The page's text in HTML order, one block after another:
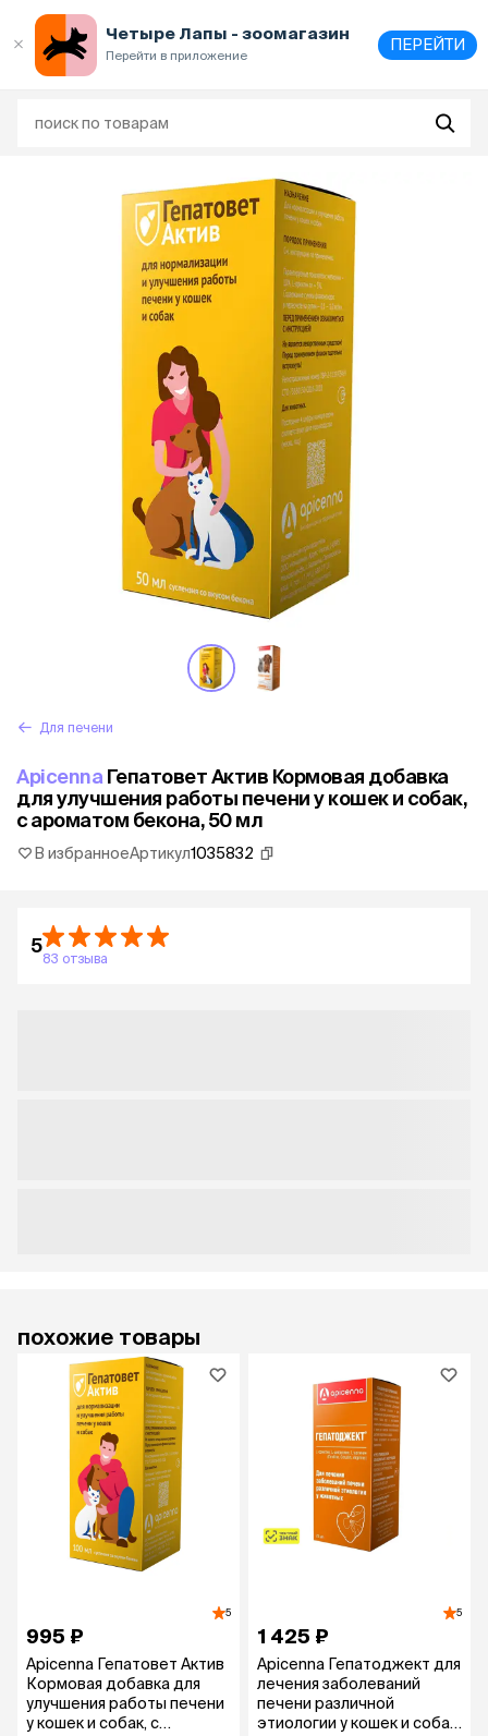
Четыре Лапы - зоомагазин
Перейти в приложение
ПЕРЕЙТИ
Для печени
Apicenna Гепатовет Актив Кормовая добавка
для улучшения работы печени у кошек и собак,
с ароматом бекона, 50 мл
В избранноеАртикул1035832
5
83 отзыва
похожие товары
5
995 ₽
Apicenna Гепатовет Актив
Кормовая добавка для
улучшения работы печени
у кошек и собак, с
5
1 425 ₽
Apicenna Гепатоджект для
лечения заболеваний
печени различной
этиологии у кошек и собак,